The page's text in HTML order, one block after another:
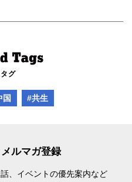
グ
国 #共生
メルマガ登録
、 イベントの優先案内など